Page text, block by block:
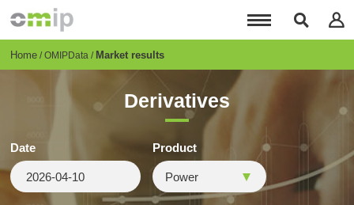
content
Breadcrumb
Home OMIPData Market results
Derivatives
Date Product